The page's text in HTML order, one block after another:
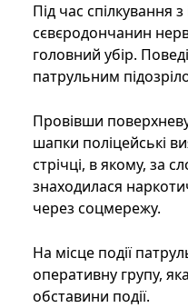
Під час спілкування
сєвєродончанин
головний убір.
патрульним
Провівши поверхневу
шапки поліцейські
стрічці, в якому, за
знаходилася
через соцмережу.
На місце події
оперативну групу,
обставини події.